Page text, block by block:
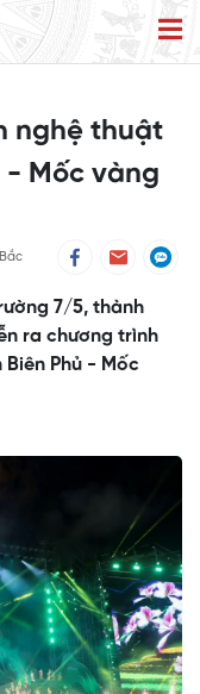
nghệ thuật
- Mốc vàng
7/5, thành
ra chương trình
Phủ - Mốc